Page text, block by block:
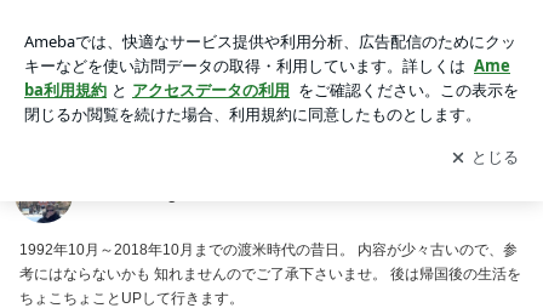
アプリをダウンロードして ブログの更新通知
を受け取りまし
ょう。
開く
1992年10月～2018年10月までの渡米時代の昔日。 内容が少々古いので、参
考にはならないかも 知れませんのでご了承下さいませ。 後は帰国後の生活を
ちょこちょことUPして行きます。